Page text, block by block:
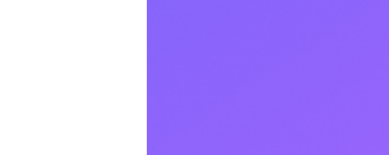
(2) 在用户使用轻流过程中，经用户授
业微信头像、昵称等）、钉钉用户信
提供相应信息，将无法使用轻流提供的
(3) 此外，轻流可能会根据用户的授权
通过第三方账户直接登录、使用轻流
户拒绝提供将无法实现轻流服务账号与
(4) 同时，轻流软件可能包含第三方